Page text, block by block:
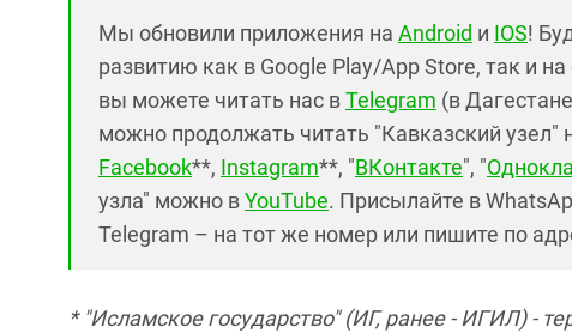
Мы обновили приложения на Android и IOS!
развитию как в Google Play/App Store, так и
вы можете читать нас вTelegram (в
можно продолжать читать "Кавказский узел"
Facebook**, Instagram**, "ВКонтакте", "
узла" можно вYouTube. Присылайте в
Telegram – на тот же номер или пишите по
* "Исламское государство" (ИГ, ранее - ИГИЛ) -